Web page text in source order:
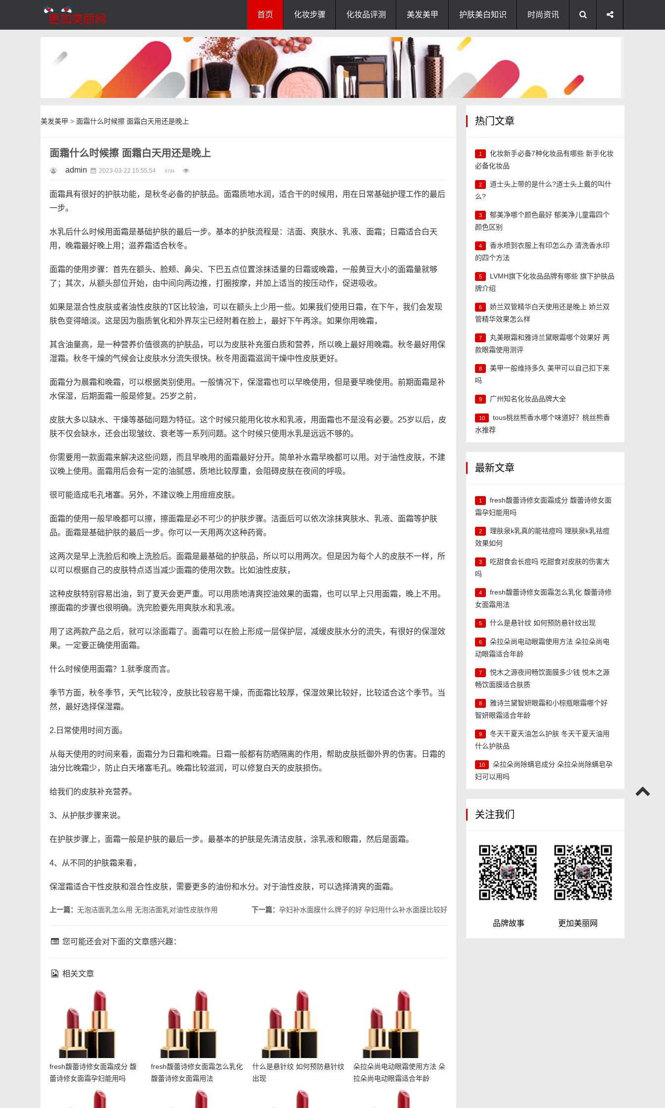
首页 化妆步骤 化妆品评测 美发美甲 护肤美白知识 时尚资讯
美发美甲 > 面霜什么时候擦 面霜白天用还是晚上
面霜什么时候擦 面霜白天用还是晚上
admin 2023-03-22 15:55:54 8744
面霜具有很好的护肤功能，是秋冬必备的护肤品。面霜质地水润，适合干的时候用，用在日常基础护理工作的最后
一步。
水乳后什么时候用面霜是基础护肤的最后一步。基本的护肤流程是：洁面、爽肤水、乳液、面霜；日霜适合白天
用，晚霜最好晚上用；滋养霜适合秋冬。
面霜的使用步骤：首先在额头、脸颊、鼻尖、下巴五点位置涂抹适量的日霜或晚霜，一般黄豆大小的面霜量就够
了；其次，从额头部位开始，由中间向两边推，打圈按摩，并加上适当的按压动作，促进吸收。
如果是混合性皮肤或者油性皮肤的T区比较油，可以在额头上少用一些。如果我们使用日霜，在下午，我们会发现
肤色变得暗淡。这是因为脂质氧化和外界灰尘已经附着在脸上，最好下午再涂。如果你用晚霜，
其含油量高，是一种营养价值很高的护肤品，可以为皮肤补充蛋白质和营养，所以晚上最好用晚霜。秋冬最好用保
湿霜。秋冬干燥的气候会让皮肤水分流失很快。秋冬用面霜滋润干燥中性皮肤更好。
面霜分为晨霜和晚霜，可以根据类别使用。一般情况下，保湿霜也可以早晚使用，但是要早晚使用。前期面霜是补
水保湿，后期面霜一般是修复。25岁之前，
皮肤大多以缺水、干燥等基础问题为特征。这个时候只能用化妆水和乳液，用面霜也不是没有必要。25岁以后，皮
肤不仅会缺水，还会出现皱纹、衰老等一系列问题。这个时候只使用水乳是远远不够的。
你需要用一款面霜来解决这些问题，而且早晚用的面霜最好分开。简单补水霜早晚都可以用。对于油性皮肤，不建
议晚上使用。面霜用后会有一定的油腻感，质地比较厚重，会阻碍皮肤在夜间的呼吸。
很可能造成毛孔堵塞。另外，不建议晚上用痘痘皮肤。
面霜的使用一般早晚都可以擦，擦面霜是必不可少的护肤步骤。洁面后可以依次涂抹爽肤水、乳液、面霜等护肤
品。面霜是基础护肤的最后一步。你可以一天用两次这种药膏。
这两次是早上洗脸后和晚上洗脸后。面霜是最基础的护肤品，所以可以用两次。但是因为每个人的皮肤不一样，所
以可以根据自己的皮肤特点适当减少面霜的使用次数。比如油性皮肤，
这种皮肤特别容易出油，到了夏天会更严重。可以用质地清爽控油效果的面霜，也可以早上只用面霜，晚上不用。
擦面霜的步骤也很明确。洗完脸要先用爽肤水和乳液。
用了这两款产品之后，就可以涂面霜了。面霜可以在脸上形成一层保护层，减缓皮肤水分的流失，有很好的保湿效
果。一定要正确使用面霜。
什么时候使用面霜？1.就季度而言。
季节方面，秋冬季节，天气比较冷，皮肤比较容易干燥，而面霜比较厚，保湿效果比较好，比较适合这个季节。当
然，最好选择保湿霜。
2.日常使用时间方面。
从每天使用的时间来看，面霜分为日霜和晚霜。日霜一般都有防晒隔离的作用，帮助皮肤抵御外界的伤害。日霜的
油分比晚霜少，防止白天堵塞毛孔。晚霜比较滋润，可以修复白天的皮肤损伤。
给我们的皮肤补充营养。
3、从护肤步骤来说。
在护肤步骤上，面霜一般是护肤的最后一步。最基本的护肤是先清洁皮肤，涂乳液和眼霜，然后是面霜。
4、从不同的护肤霜来看，
保湿霜适合干性皮肤和混合性皮肤，需要更多的油份和水分。对于油性皮肤，可以选择清爽的面霜。
上一篇： 无泡洁面乳怎么用 无泡洁面乳对油性皮肤作用 下一篇： 孕妇补水面膜什么牌子的好 孕妇用什么补水面膜比较好
您可能还会对下面的文章感兴趣：
相关文章
fresh馥蕾诗修女面霜成分
fresh馥蕾诗修女面霜成分 馥
蕾诗修女面霜孕妇能用吗
fresh馥蕾诗修女面霜怎么
fresh馥蕾诗修女面霜怎么乳化
馥蕾诗修女面霜用法
什么是悬针纹 如何预防悬
什么是悬针纹 如何预防悬针纹
出现
朵拉朵尚电动眼霜使用方
朵拉朵尚电动眼霜使用方法 朵
拉朵尚电动眼霜适合年龄
悦木之源夜间畅饮面膜多
雅诗兰黛智妍眼霜和小棕
冬天干夏天油怎么护肤 冬
朵拉朵尚除螨皂成分 朵拉
热门文章
1
化妆新手必备7种化妆品有哪些 新手化妆
必备化妆品
2
道士头上带的是什么?道士头上戴的叫什
么?
3
郁美净哪个颜色最好 郁美净儿童霜四个
颜色区别
4
香水喷到衣服上有印怎么办 清洗香水印
的四个方法
5
LVMH旗下化妆品品牌有哪些 旗下护肤品
牌介绍
6
娇兰双管精华白天使用还是晚上 娇兰双
管精华效果怎么样
7
丸美眼霜和雅诗兰黛眼霜哪个效果好 两
款眼霜使用测评
8
美甲一般维持多久 美甲可以自己扣下来
吗
9 广州知名化妆品品牌大全
10
tous桃丝熊香水哪个味道好？桃丝熊香
水推荐
最新文章
1
fresh馥蕾诗修女面霜成分 馥蕾诗修女面
霜孕妇能用吗
2
理肤泉k乳真的能祛痘吗 理肤泉k乳祛痘
效果如何
3
吃甜食会长痘吗 吃甜食对皮肤的伤害大
吗
4
fresh馥蕾诗修女面霜怎么乳化 馥蕾诗修
女面霜用法
5 什么是悬针纹 如何预防悬针纹出现
6
朵拉朵尚电动眼霜使用方法 朵拉朵尚电
动眼霜适合年龄
7
悦木之源夜间畅饮面膜多少钱 悦木之源
畅饮面膜适合肤质
8
雅诗兰黛智妍眼霜和小棕瓶眼霜哪个好
智妍眼霜适合年龄
9
冬天干夏天油怎么护肤 冬天干夏天油用
什么护肤品
10
朵拉朵尚除螨皂成分 朵拉朵尚除螨皂孕
妇可以用吗
关注我们
品牌故事 更加美丽网